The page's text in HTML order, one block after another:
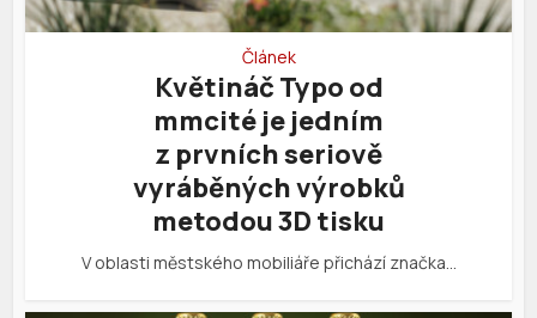
Článek
Květináč Typo od
mmcité je jedním
z prvních seriově
vyráběných výrobků
metodou 3D tisku
V oblasti městského mobiliáře přichází značka…